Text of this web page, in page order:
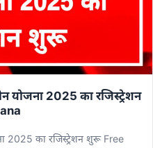
योजना 2025 का रजिस्ट्रेशन
2025 का रजिस्ट्रेशन शुरू Free